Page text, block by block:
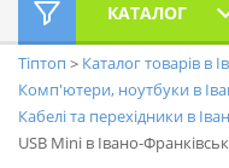
КАТАЛОГ
Тіптоп
Каталог товарів в
Комп'ютери, ноутбуки в
Кабелі та перехідники в
USB Mini в Івано-